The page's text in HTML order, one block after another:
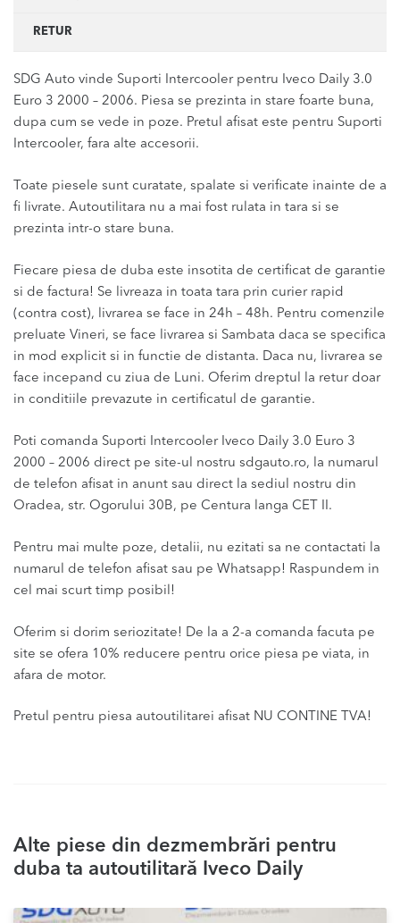
RETUR
SDG Auto vinde Suporti Intercooler pentru Iveco Daily 3.0
Euro 3 2000 – 2006. Piesa se prezinta in stare foarte buna,
dupa cum se vede in poze. Pretul afisat este pentru Suporti
Intercooler, fara alte accesorii.
Toate piesele sunt curatate, spalate si verificate inainte de a
fi livrate. Autoutilitara nu a mai fost rulata in tara si se
prezinta intr-o stare buna.
Fiecare piesa de duba este insotita de certificat de garantie
si de factura! Se livreaza in toata tara prin curier rapid
(contra cost), livrarea se face in 24h – 48h. Pentru comenzile
preluate Vineri, se face livrarea si Sambata daca se specifica
in mod explicit si in functie de distanta. Daca nu, livrarea se
face incepand cu ziua de Luni. Oferim dreptul la retur doar
in conditiile prevazute in certificatul de garantie.
Poti comanda Suporti Intercooler Iveco Daily 3.0 Euro 3
2000 – 2006 direct pe site-ul nostru sdgauto.ro, la numarul
de telefon afisat in anunt sau direct la sediul nostru din
Oradea, str. Ogorului 30B, pe Centura langa CET II.
Pentru mai multe poze, detalii, nu ezitati sa ne contactati la
numarul de telefon afisat sau pe Whatsapp! Raspundem in
cel mai scurt timp posibil!
Oferim si dorim seriozitate! De la a 2-a comanda facuta pe
site se ofera 10% reducere pentru orice piesa pe viata, in
afara de motor.
Pretul pentru piesa autoutilitarei afisat NU CONTINE TVA!
Alte piese din dezmembrări pentru
duba ta autoutilitară Iveco Daily